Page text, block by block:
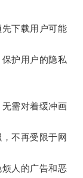
下载用户可能
护用户的隐私
需对着缓冲画
不再受限于网
人的广告和恶